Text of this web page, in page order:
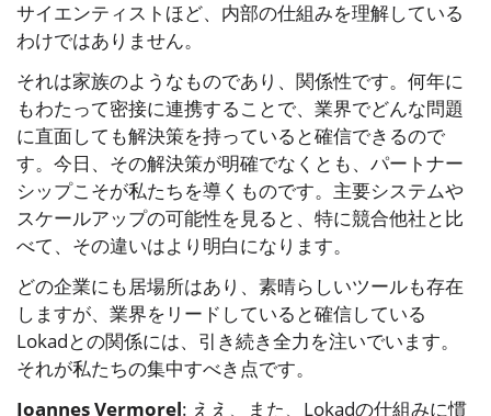
サイエンティストほど、内部の仕組みを理解している
わけではありません。
それは家族のようなものであり、関係性です。何年に
もわたって密接に連携することで、業界でどんな問題
に直面しても解決策を持っていると確信できるので
す。今日、その解決策が明確でなくとも、パートナー
シップこそが私たちを導くものです。主要システムや
スケールアップの可能性を見ると、特に競合他社と比
べて、その違いはより明白になります。
どの企業にも居場所はあり、素晴らしいツールも存在
しますが、業界をリードしていると確信している
Lokadとの関係には、引き続き全力を注いでいます。
それが私たちの集中すべき点です。
Joannes Vermorel: ええ、また、Lokadの仕組みに慣